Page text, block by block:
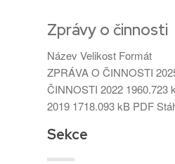
Zprávy o činnosti
Název Velikost Formát
ZPRÁVA O ČINNOSTI
ČINNOSTI 2022 1960.723
2019 1718.093 kB PDF
Sekce